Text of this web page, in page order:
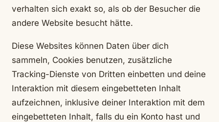
verhalten sich exakt so, als ob der Besucher die
andere Website besucht hätte.
Diese Websites können Daten über dich
sammeln, Cookies benutzen, zusätzliche
Tracking-Dienste von Dritten einbetten und deine
Interaktion mit diesem eingebetteten Inhalt
aufzeichnen, inklusive deiner Interaktion mit dem
eingebetteten Inhalt, falls du ein Konto hast und